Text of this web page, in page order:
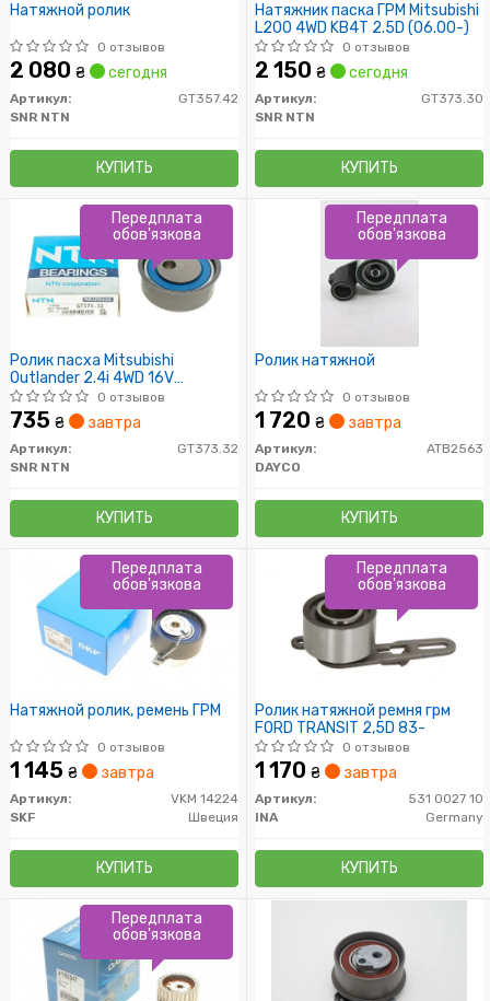
Натяжной ролик
0 отзывов
2 080 ₴ сегодня
Артикул:
GT357.42
SNR NTN
КУПИТЬ
Натяжник паска ГРМ Mitsubishi
L200 4WD KB4T 2.5D (06.00-)
0 отзывов
2 150 ₴ сегодня
Артикул:
GT373.30
SNR NTN
КУПИТЬ
Ролик пасха Mitsubishi
Outlander 2.4i 4WD 16V
Comfort 03-080 отзывов
735 ₴ завтра
Артикул:
GT373.32
SNR NTN
КУПИТЬ
Передплата
обов'язкова
Ролик натяжной
0 отзывов
1 720 ₴ завтра
Артикул:
ATB2563
DAYCO
КУПИТЬ
Передплата
обов'язкова
Натяжной ролик, ремень ГРМ
0 отзывов
1 145 ₴ завтра
Артикул:
VKM 14224
SKF
Швеция
КУПИТЬ
Передплата
обов'язкова
Ролик натяжной ремня грм
FORD TRANSIT 2,5D 83-
0 отзывов
1 170 ₴ завтра
Артикул:
531 0027 10
INA
Germany
КУПИТЬ
Передплата
обов'язкова
Передплата
обов'язкова